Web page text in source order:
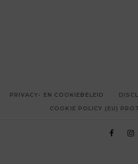
PRIVACY- EN COOKIEBELEID
COOKIE POLICY (EU)